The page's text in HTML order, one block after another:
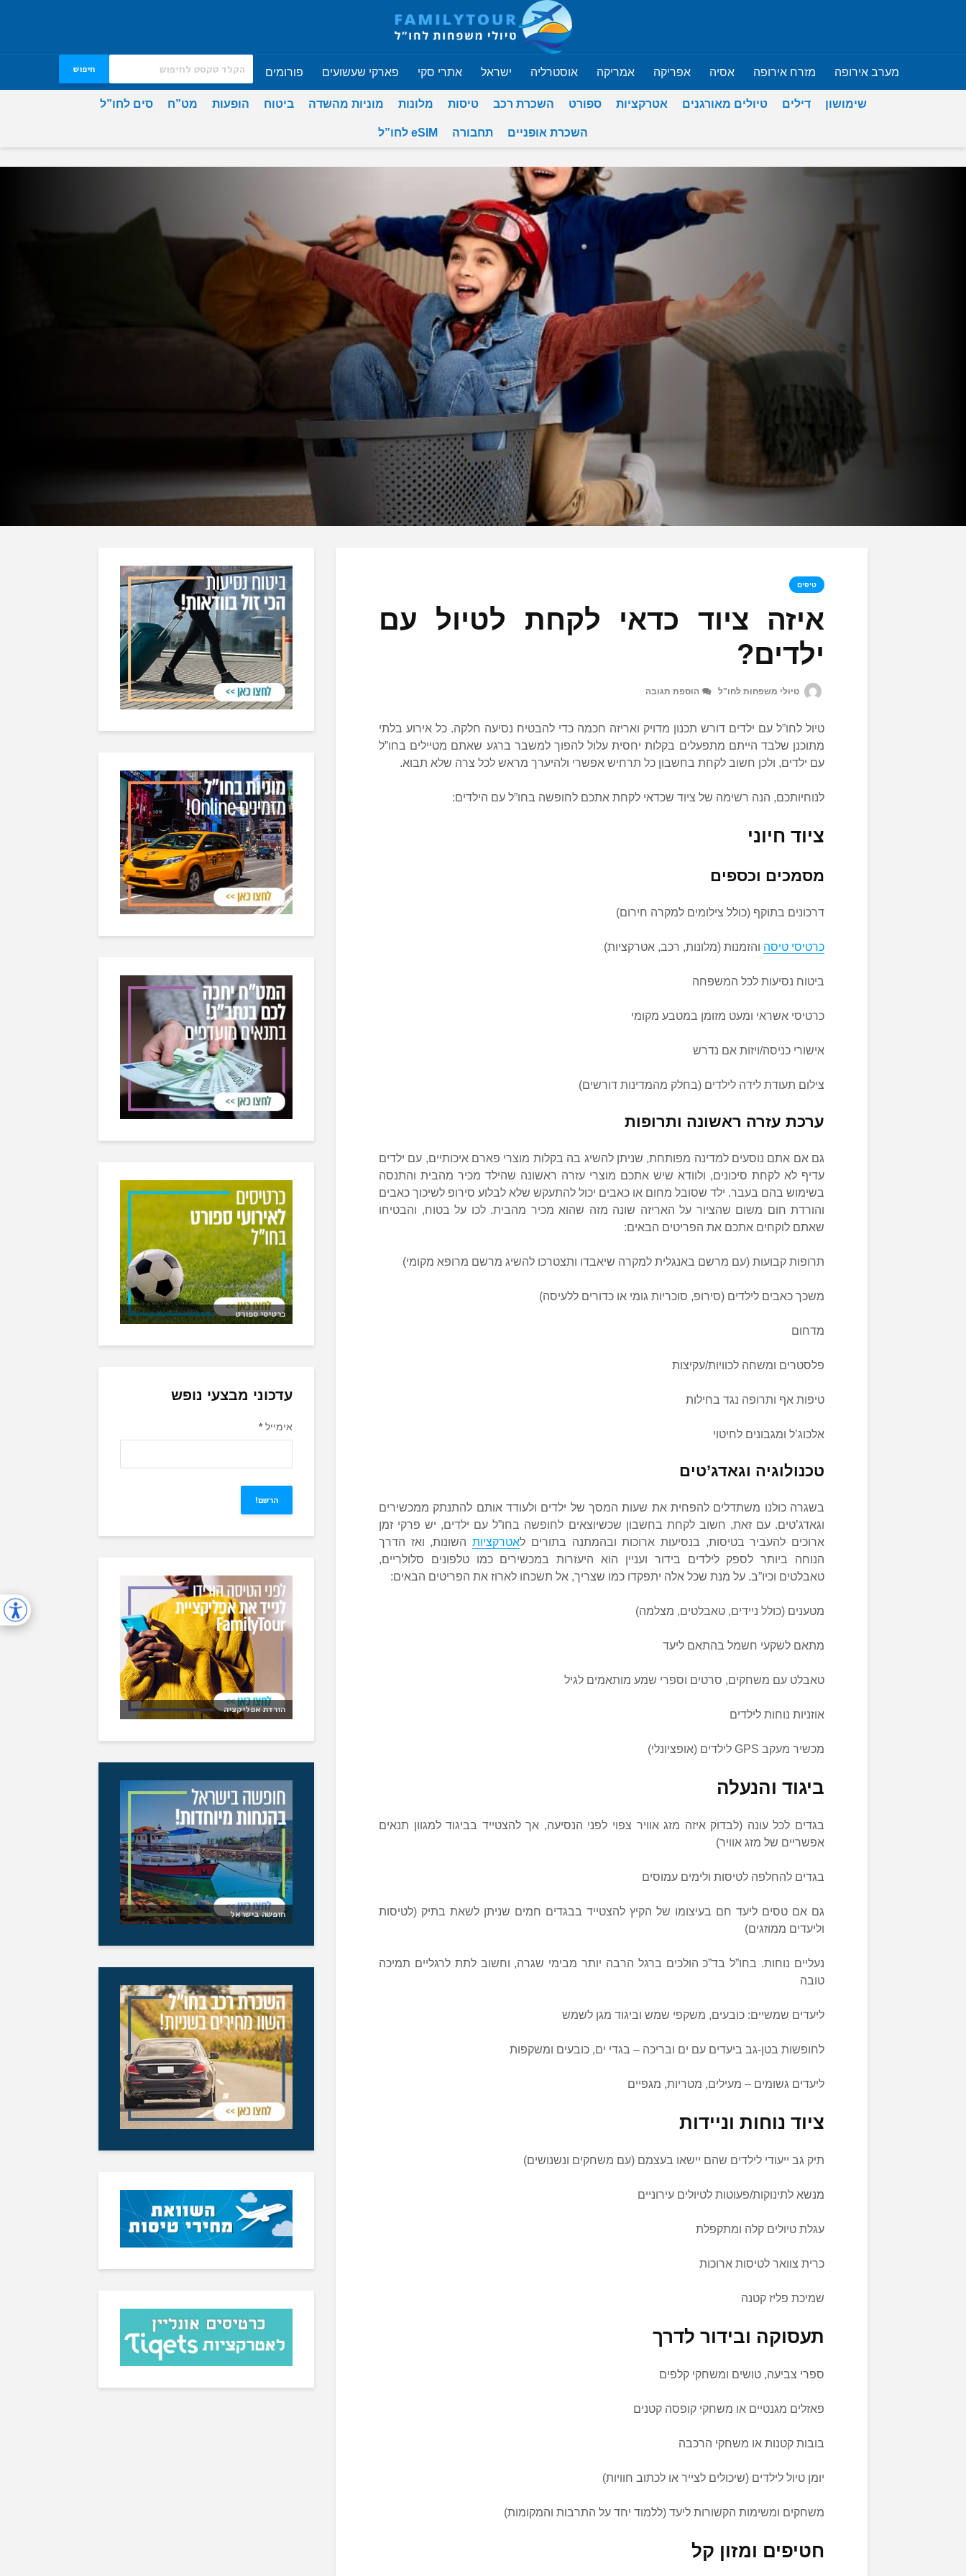
מערב אירופה מזרח אירופה אסיה אפריקה אמריקה אוסטרליה ישראל אתרי סקי פארקי שעשועים פורומים חיפוש
שימושון דילים טיולים מאורגנים אטרקציות ספורט השכרת רכב טיסות מלונות מוניות מהשדה ביטוח הופעות מט”ח סים לחו”ל
השכרת אופניים תחבורה eSIM לחו”ל
טיפים
איזה ציוד כדאי לקחת לטיול עם
ילדים?
טיולי משפחות לחו"ל הוספת תגובה
טיול לחו”ל עם ילדים דורש תכנון מדויק ואריזה חכמה כדי להבטיח נסיעה חלקה. כל אירוע בלתי
מתוכנן שלבד הייתם מתפעלים בקלות יחסית עלול להפוך למשבר ברגע שאתם מטיילים בחו”ל
עם ילדים, ולכן חשוב לקחת בחשבון כל תרחיש אפשרי ולהיערך מראש לכל צרה שלא תבוא.
לנוחיותכם, הנה רשימה של ציוד שכדאי לקחת אתכם לחופשה בחו”ל עם הילדים:
ציוד חיוני
מסמכים וכספים
דרכונים בתוקף (כולל צילומים למקרה חירום)
כרטיסי טיסה והזמנות (מלונות, רכב, אטרקציות)
ביטוח נסיעות לכל המשפחה
כרטיסי אשראי ומעט מזומן במטבע מקומי
אישורי כניסה/ויזות אם נדרש
צילום תעודת לידה לילדים (בחלק מהמדינות דורשים)
ערכת עזרה ראשונה ותרופות
גם אם אתם נוסעים למדינה מפותחת, שניתן להשיג בה בקלות מוצרי פארם איכותיים, עם ילדים
עדיף לא לקחת סיכונים, ולוודא שיש אתכם מוצרי עזרה ראשונה שהילד מכיר מהבית והתנסה
בשימוש בהם בעבר. ילד שסובל מחום או כאבים יכול להתעקש שלא לבלוע סירופ לשיכוך כאבים
והורדת חום משום שהציור על האריזה שונה מזה שהוא מכיר מהבית. לכו על בטוח, והבטיחו
שאתם לוקחים אתכם את הפריטים הבאים:
תרופות קבועות (עם מרשם באנגלית למקרה שיאבדו ותצטרכו להשיג מרשם מרופא מקומי)
משכך כאבים לילדים (סירופ, סוכריות גומי או כדורים ללעיסה)
מדחום
פלסטרים ומשחה לכוויות/עקיצות
טיפות אף ותרופה נגד בחילות
אלכוג’ל ומגבונים לחיטוי
טכנולוגיה וגאדג’טים
בשגרה כולנו משתדלים להפחית את שעות המסך של ילדים ולעודד אותם להתנתק ממכשירים
וגאדג’טים. עם זאת, חשוב לקחת בחשבון שכשיוצאים לחופשה בחו”ל עם ילדים, יש פרקי זמן
ארוכים להעביר בטיסות, בנסיעות ארוכות ובהמתנה בתורים לאטרקציותהשונות, ואז הדרך
הנוחה ביותר לספק לילדים בידור ועניין הוא היעזרות במכשירים כמו טלפונים סלולריים,
טאבלטים וכיו”ב. על מנת שכל אלה יתפקדו כמו שצריך, אל תשכחו לארוז את הפריטים הבאים:
מטענים (כולל ניידים, טאבלטים, מצלמה)
מתאם לשקעי חשמל בהתאם ליעד
טאבלט עם משחקים, סרטים וספרי שמע מותאמים לגיל
אוזניות נוחות לילדים
מכשיר מעקב GPS לילדים (אופציונלי)
ביגוד והנעלה
בגדים לכל עונה (לבדוק איזה מזג אוויר צפוי לפני הנסיעה, אך להצטייד בביגוד למגוון תנאים
אפשריים של מזג אוויר)
בגדים להחלפה לטיסות ולימים עמוסים
גם אם טסים ליעד חם בעיצומו של הקיץ להצטייד בבגדים חמים שניתן לשאת בתיק (לטיסות
וליעדים ממוזגים)
נעליים נוחות. בחו”ל בד”כ הולכים ברגל הרבה יותר מבימי שגרה, וחשוב לתת לרגליים תמיכה
טובה
ליעדים שמשיים: כובעים, משקפי שמש וביגוד מגן לשמש
לחופשות בטן-גב ביעדים עם ים ובריכה – בגדי ים, כובעים ומשקפות
ליעדים גשומים – מעילים, מטריות, מגפיים
ציוד נוחות וניידות
תיק גב ייעודי לילדים שהם יישאו בעצמם (עם משחקים ונשנושים)
מנשא לתינוקות/פעוטות לטיולים עירוניים
עגלת טיולים קלה ומתקפלת
כרית צוואר לטיסות ארוכות
שמיכת פליז קטנה
תעסוקה ובידור לדרך
ספרי צביעה, טושים ומשחקי קלפים
פאזלים מגנטיים או משחקי קופסה קטנים
בובות קטנות או משחקי הרכבה
יומן טיול לילדים (שיכולים לצייר או לכתוב חוויות)
משחקים ומשימות הקשורות ליעד (ללמוד יחד על התרבות והמקומות)
חטיפים ומזון קל
כרטיסי ספורט
עדכוני מבצעי נופש
אימייל*
הורדת אפליקציה
חופשה בישראל